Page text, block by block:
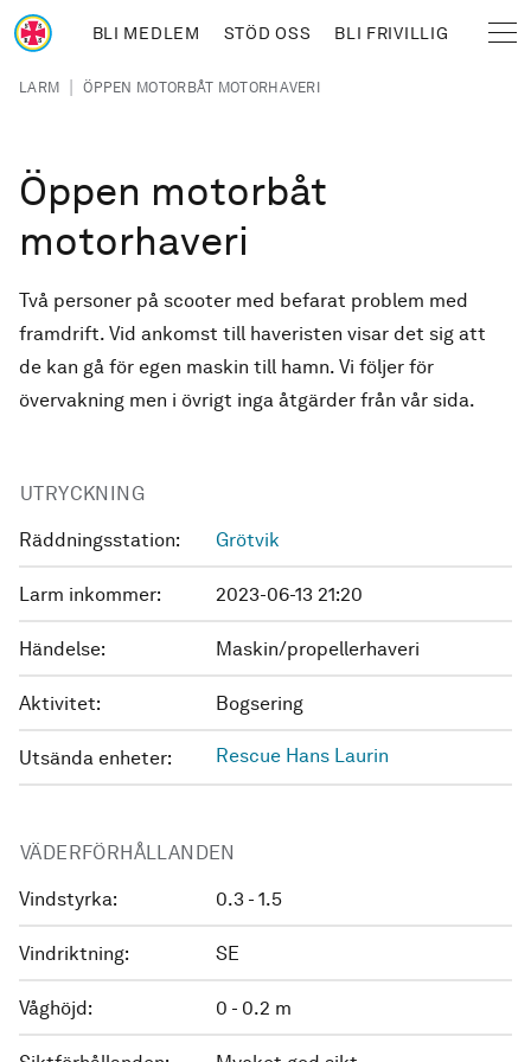
Hoppa till huvudinnehåll
BLI MEDLEM STÖD OSS BLI FRIVILLIG
Länkstig
LARM | ÖPPEN MOTORBÅT MOTORHAVERI
Öppen motorbåt
motorhaveri
Två personer på scooter med befarat problem med
framdrift. Vid ankomst till haveristen visar det sig att
de kan gå för egen maskin till hamn. Vi följer för
övervakning men i övrigt inga åtgärder från vår sida.
UTRYCKNING
Räddningsstation: Grötvik
Larm inkommer: 2023-06-13 21:20
Händelse: Maskin/propellerhaveri
Aktivitet: Bogsering
Utsända enheter: Rescue Hans Laurin
VÄDERFÖRHÅLLANDEN
Vindstyrka: 0.3 - 1.5
Vindriktning: SE
Våghöjd: 0 - 0.2 m